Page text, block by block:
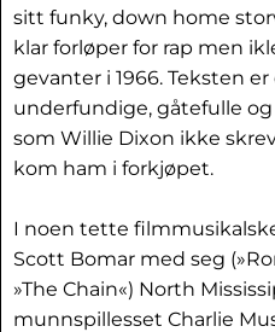
sitt funky, down home
klar forløper for rap men
gevanter i 1966. Teksten
underfundige, gåtefulle
som Willie Dixon ikke
kom ham i forkjøpet.
I noen tette
Scott Bomar med seg
»The Chain«) North
munnspillesset Charlie